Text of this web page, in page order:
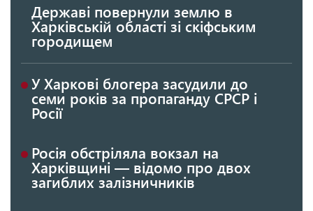
Державі повернули землю в
Харківській області зі скіфським
городищем
У Харкові блогера засудили до
семи років за пропаганду СРСР і
Росії
Росія обстріляла вокзал на
Харківщині — відомо про двох
загиблих залізничників